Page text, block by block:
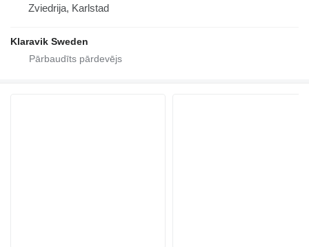
Zviedrija, Karlstad
Klaravik Sweden